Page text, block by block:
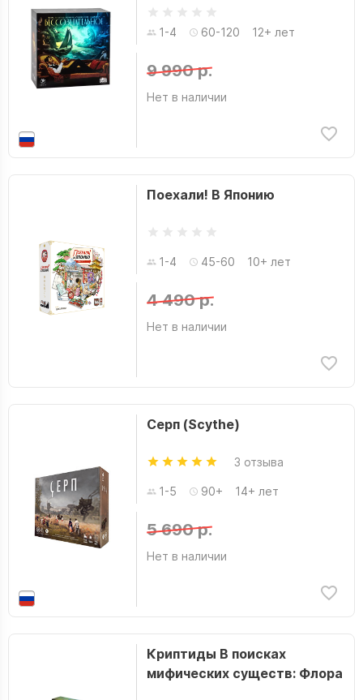
1-4 60-120 12+ лет
9 990 р.
Нет в наличии
Поехали! В Японию
1-4 45-60 10+ лет
4 490 р.
Нет в наличии
Серп (Scythe)
3 отзыва
1-5 90+ 14+ лет
5 690 р.
Нет в наличии
Криптиды В поисках
мифических существ: Флора